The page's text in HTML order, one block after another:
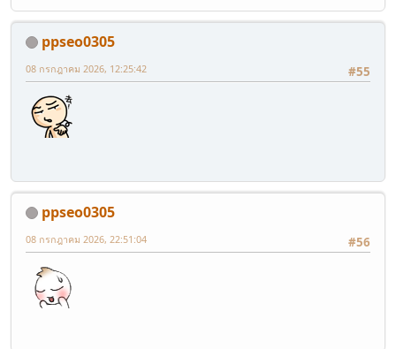
ppseo0305
#55
08 กรกฎาคม 2026, 12:25:42
ppseo0305
#56
08 กรกฎาคม 2026, 22:51:04